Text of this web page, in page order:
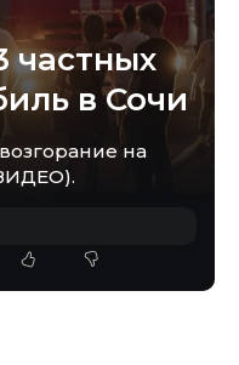
частных
в Сочи
на